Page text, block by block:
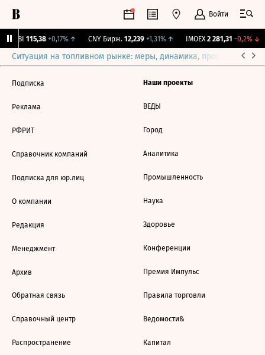
Войти
RGBI 115,38 +0,17%↑ CNY Бирж. 12,239 +1,31%↑ IMOEX 2 281,31 -0,2%↓
Ситуация на топливном рынке: меры, динамика, прогнозы
Подписка
Реклама
РФРИТ
Справочник компаний
Подписка для юр.лиц
О компании
Редакция
Менеджмент
Архив
Обратная связь
Справочный центр
Распространение
Наши проекты
ВЕДЫ
Город
Аналитика
Промышленность
Наука
Здоровье
Конференции
Премия Импульс
Правила торговли
Ведомости&
Капитал